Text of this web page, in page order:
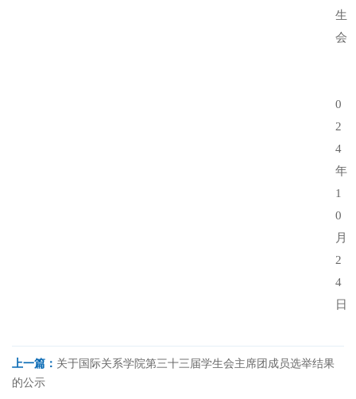
生
会
0
2
4
年
1
0
月
2
4
日
上一篇： 关于国际关系学院第三十三届学生会主席团成员选举结果
的公示